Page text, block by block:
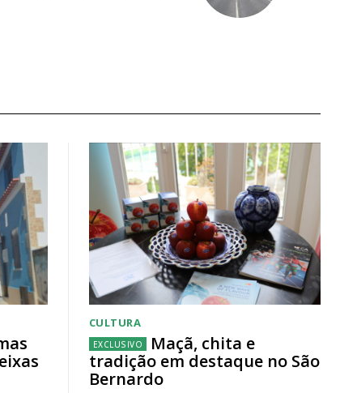
CULTURA
Maçã, chita e
tradição em destaque no São
Bernardo